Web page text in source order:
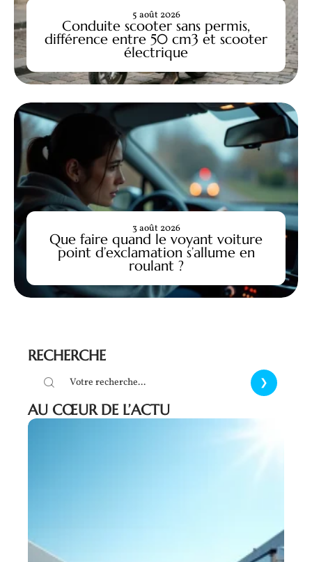
Conduite scooter sans permis,
différence entre 50 cm3 et scooter
électrique
5 août 2026
Que faire quand le voyant voiture
point d’exclamation s’allume en
roulant ?
3 août 2026
RECHERCHE
AU CŒUR DE L’ACTU